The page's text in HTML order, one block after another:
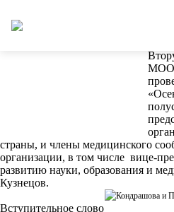
страны, и члены медицинского
организации, в том числе вице-
развитию науки, образования и
Кузнецов.
Вступительное слово